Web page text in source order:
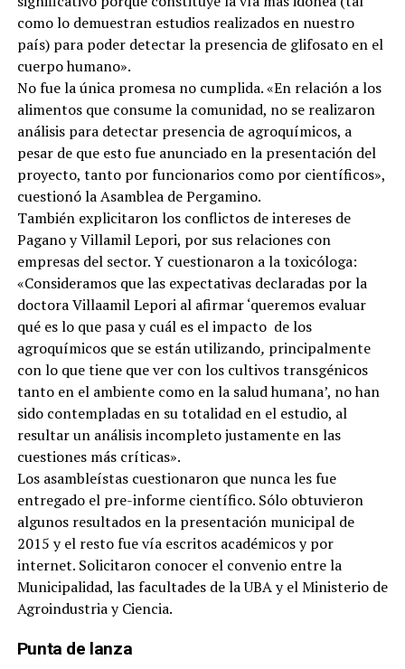
como lo demuestran estudios realizados en nuestro
país) para poder detectar la presencia de glifosato en el
cuerpo humano».
No fue la única promesa no cumplida. «En relación a los
alimentos que consume la comunidad, no se realizaron
análisis para detectar presencia de agroquímicos, a
pesar de que esto fue anunciado en la presentación del
proyecto, tanto por funcionarios como por científicos»,
cuestionó la Asamblea de Pergamino.
También explicitaron los conflictos de intereses de
Pagano y Villamil Lepori, por sus relaciones con
empresas del sector. Y cuestionaron a la toxicóloga:
«Consideramos que las expectativas declaradas por la
doctora Villaamil Lepori al afirmar ‘queremos evaluar
qué es lo que pasa y cuál es el impacto de los
agroquímicos que se están utilizando, principalmente
con lo que tiene que ver con los cultivos transgénicos
tanto en el ambiente como en la salud humana’, no han
sido contempladas en su totalidad en el estudio, al
resultar un análisis incompleto justamente en las
cuestiones más críticas».
Los asambleístas cuestionaron que nunca les fue
entregado el pre-informe científico. Sólo obtuvieron
algunos resultados en la presentación municipal de
2015 y el resto fue vía escritos académicos y por
internet. Solicitaron conocer el convenio entre la
Municipalidad, las facultades de la UBA y el Ministerio de
Agroindustria y Ciencia.
Punta de lanza